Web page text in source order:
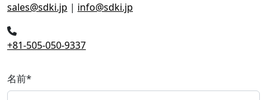
sales@sdki.jp | info@sdki.jp
+81-505-050-9337
名前*